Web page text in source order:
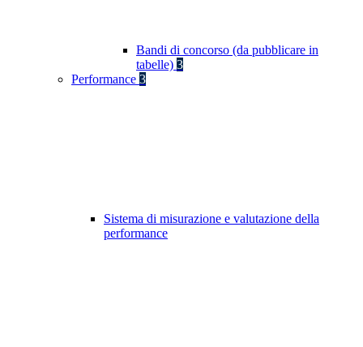
Bandi di concorso (da pubblicare in
tabelle) 3
Performance 3
Sistema di misurazione e valutazione della
performance